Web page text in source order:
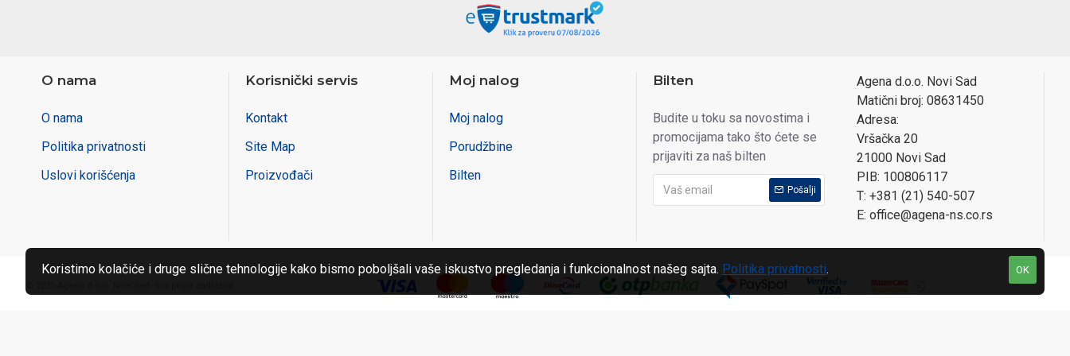
O nama
O nama
Politika privatnosti
Uslovi korišćenja
Korisnički servis
Kontakt
Site Map
Proizvođači
Moj nalog
Moj nalog
Porudžbine
Bilten
Bilten
Budite u toku sa novostima i
promocijama tako što ćete se
prijaviti za naš bilten
Pošalji
Agena d.o.o. Novi Sad
Matični broj: 08631450
Adresa:
Vršačka 20
21000 Novi Sad
PIB: 100806117
T: +381 (21) 540-507
E: office@agena-ns.co.rs
OK
Koristimo kolačiće i druge slične tehnologije kako bismo poboljšali vaše iskustvo pregledanja i funkcionalnost našeg sajta. Politika privatnosti.